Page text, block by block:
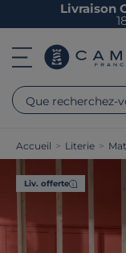
Livraison
Que recherchez-
Accueil > Literie >
Liv. offerte